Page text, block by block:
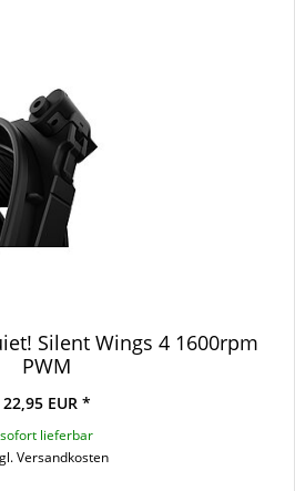
Silent Wings 4 1600rpm
PWM
22,95 EUR *
sofort lieferbar
Versandkosten